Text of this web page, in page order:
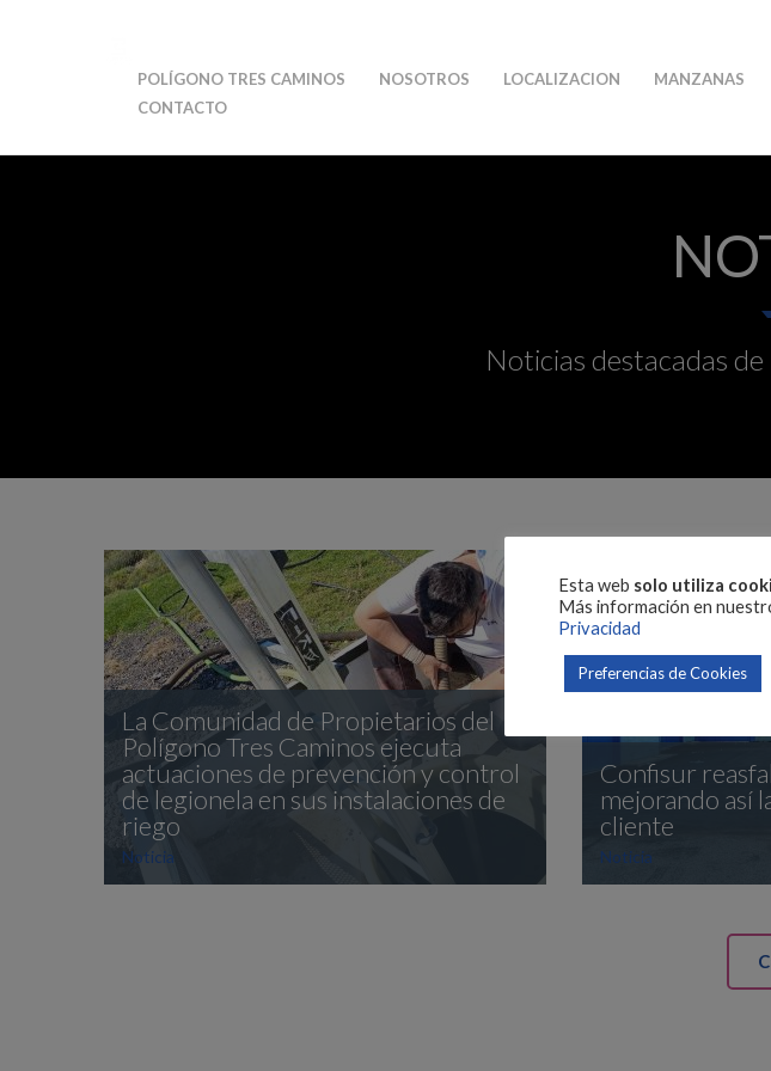
Noticias destacadas
POLÍGONO TRES CAMINOS NOSOTROS LOCALIZACION MANZANAS
CONTACTO
La Comunidad de Propietarios del
Polígono Tres Caminos ejecuta
actuaciones de prevención y control
de legionela en sus instalaciones de
riego
Noticia
Confisur
mejorando así
cliente
Noticia
Esta web solo utiliza
Más información en
Privacidad
Preferencias de Cookies